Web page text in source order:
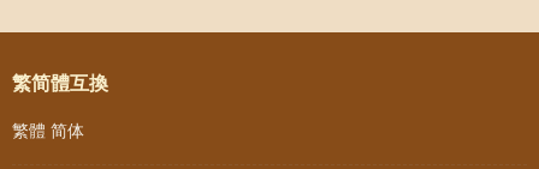
Post navigation
繁简體互換
繁體 简体